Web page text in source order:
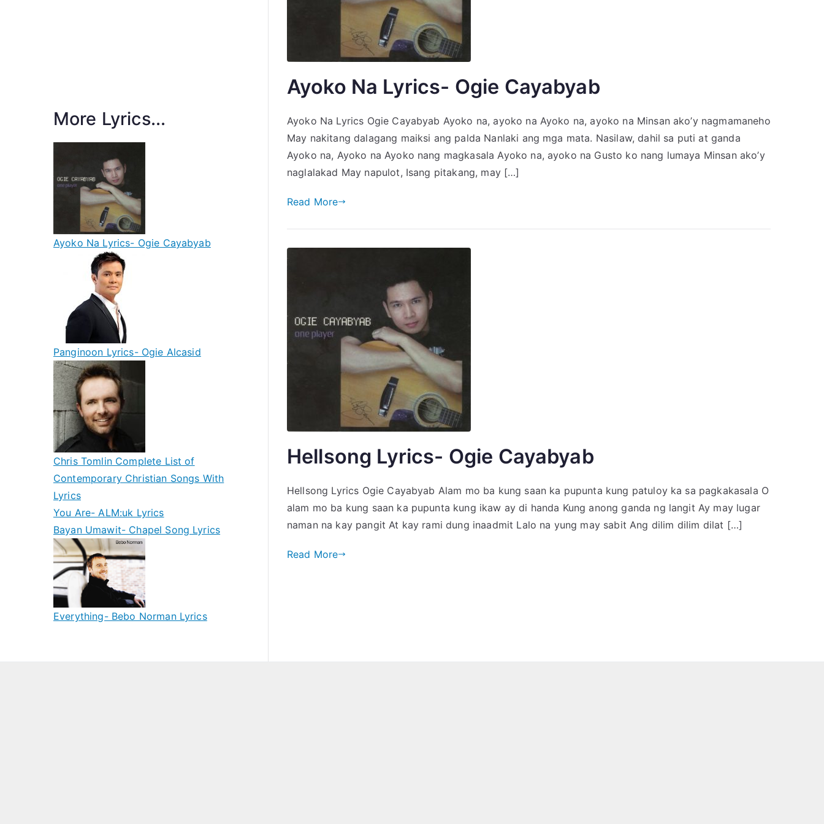
Ayoko Na Lyrics- Ogie Cayabyab
Ayoko Na Lyrics Ogie Cayabyab Ayoko na, ayoko na Ayoko na, ayoko na Minsan ako’y nagmamaneho
May nakitang dalagang maiksi ang palda Nanlaki ang mga mata. Nasilaw, dahil sa puti at ganda
Ayoko na, Ayoko na Ayoko nang magkasala Ayoko na, ayoko na Gusto ko nang lumaya Minsan ako’y
naglalakad May napulot, Isang pitakang, may […]
Read More
Hellsong Lyrics- Ogie Cayabyab
Hellsong Lyrics Ogie Cayabyab Alam mo ba kung saan ka pupunta kung patuloy ka sa pagkakasala O
alam mo ba kung saan ka pupunta kung ikaw ay di handa Kung anong ganda ng langit Ay may lugar
naman na kay pangit At kay rami dung inaadmit Lalo na yung may sabit Ang dilim dilim dilat […]
Read More
More Lyrics...
Ayoko Na Lyrics- Ogie Cayabyab
Panginoon Lyrics- Ogie Alcasid
Chris Tomlin Complete List of
Contemporary Christian Songs With
Lyrics
You Are- ALM:uk Lyrics
Bayan Umawit- Chapel Song Lyrics
Everything- Bebo Norman Lyrics